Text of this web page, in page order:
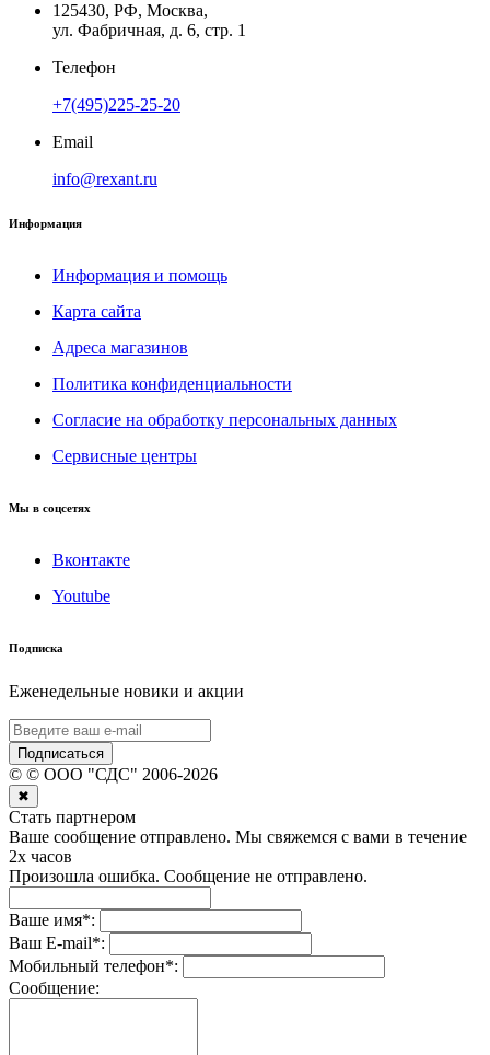
125430, РФ, Москва,
ул. Фабричная, д. 6, стр. 1
Телефон
+7(495)225-25-20
Email
info@rexant.ru
Информация
Информация и помощь
Карта сайта
Адреса магазинов
Политика конфиденциальности
Согласие на обработку персональных данных
Сервисные центры
Мы в соцсетях
Вконтакте
Youtube
Подписка
Еженедельные новики и акции
Подписаться
© © ООО "СДС" 2006-2026
✖
Стать партнером
Ваше сообщение отправлено. Мы свяжемся с вами в течение
2х часов
Произошла ошибка. Сообщение не отправлено.
Ваше имя*:
Ваш E-mail*:
Мобильный телефон*:
Сообщение: